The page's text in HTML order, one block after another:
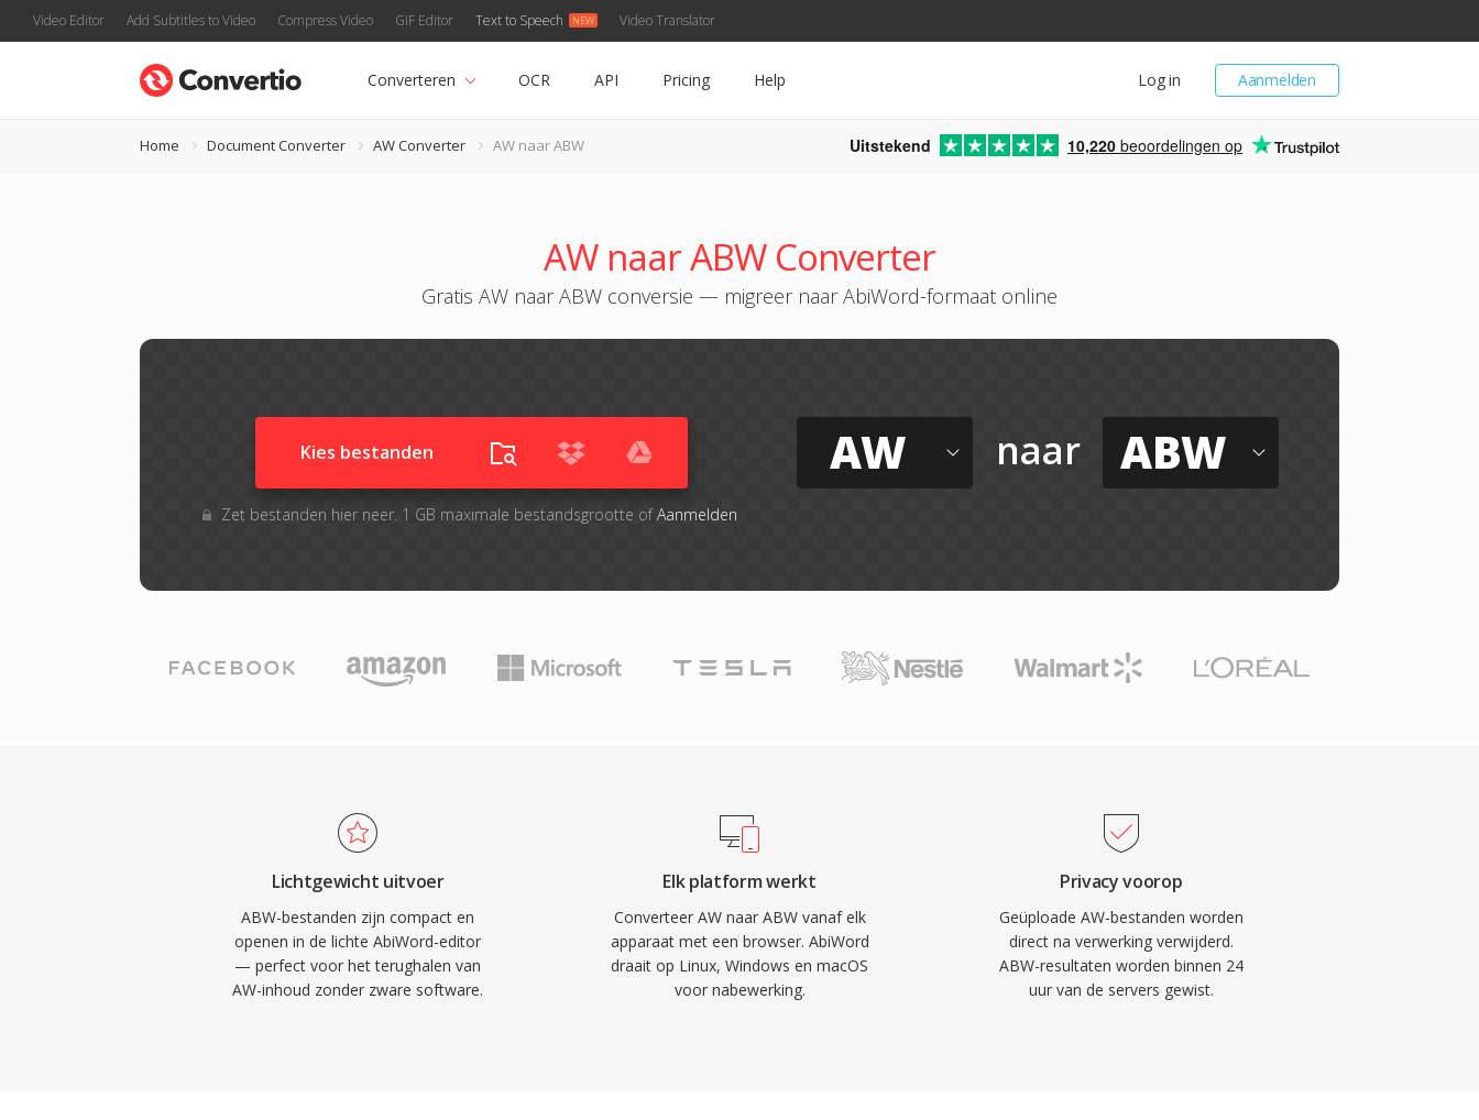
Video Editor Add Subtitles to Video Compress Video GIF Editor Text to Speech Video Translator
Aanmelden
Log in
Converteren OCR API Pricing Help
Home Document Converter AW Converter AW naar ABW Uitstekend 10,220 beoordelingen op
AW naar ABW Converter
Gratis AW naar ABW conversie — migreer naar AbiWord-formaat online
Kies bestanden
Zet bestanden hier neer. 1 GB maximale bestandsgrootte ofAanmelden
AW naar ABW
Lichtgewicht uitvoer
ABW-bestanden zijn compact en
openen in de lichte AbiWord-editor
— perfect voor het terughalen van
AW-inhoud zonder zware software.
Elk platform werkt
Converteer AW naar ABW vanaf elk
apparaat met een browser. AbiWord
draait op Linux, Windows en macOS
voor nabewerking.
Privacy voorop
Geüploade AW-bestanden worden
direct na verwerking verwijderd.
ABW-resultaten worden binnen 24
uur van de servers gewist.